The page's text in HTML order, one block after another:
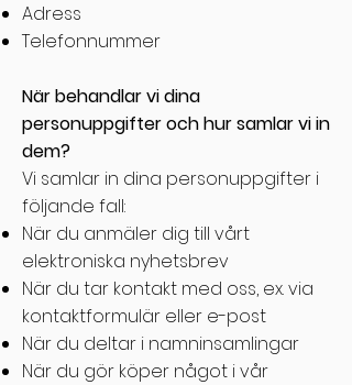
Adress
Telefonnummer
När behandlar vi dina
personuppgifter och hur samlar vi in
dem?
Vi samlar in dina personuppgifter i
följande fall:
När du anmäler dig till vårt
elektroniska nyhetsbrev
När du tar kontakt med oss, ex. via
kontaktformulär eller e-post
När du deltar i namninsamlingar
När du gör köper något i vår